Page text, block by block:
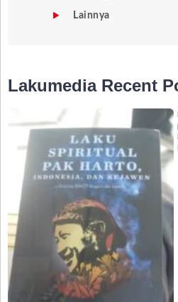
Lainnya
Lakumedia Recent